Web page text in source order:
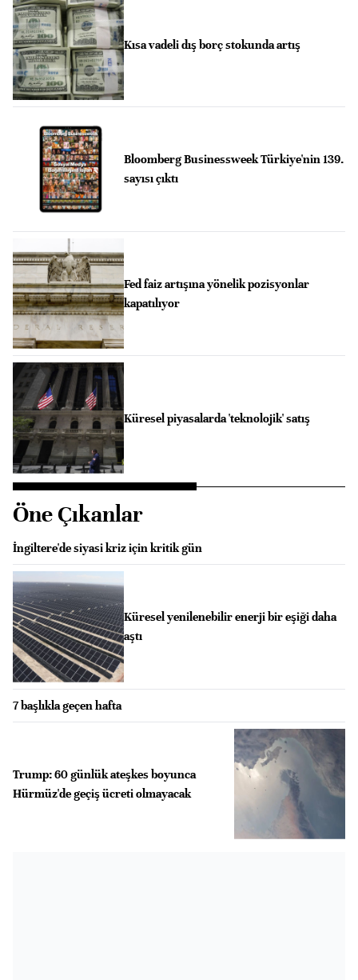
Kısa vadeli dış borç stokunda artış
Bloomberg Businessweek Türkiye'nin 139.
sayısı çıktı
Fed faiz artışına yönelik pozisyonlar
kapatılıyor
Küresel piyasalarda 'teknolojik' satış
Öne Çıkanlar
İngiltere'de siyasi kriz için kritik gün
Küresel yenilenebilir enerji bir eşiği daha
aştı
7 başlıkla geçen hafta
Trump: 60 günlük ateşkes boyunca
Hürmüz'de geçiş ücreti olmayacak